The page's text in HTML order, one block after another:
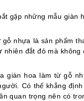
gặp những mẫu giàn
nhựa là sản phẩm
nhiên đắt đỏ mà
giàn hoa làm từ gỗ
Có thể khẳng
quan trọng nên có